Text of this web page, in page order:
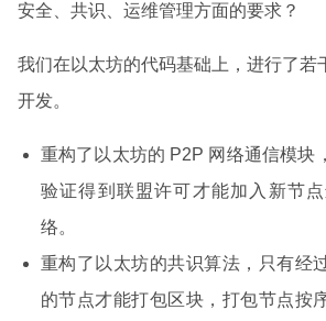
安全、共识、运维管理方面的要求？
我们在以太坊的代码基础上，进行了若
开发。
重构了以太坊的 P2P 网络通信模块
验证得到联盟许可才能加入新节
络。
重构了以太坊的共识算法，只有经
的节点才能打包区块，打包节点按